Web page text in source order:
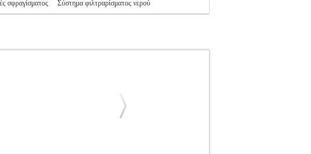
σφραγίσματος Σύστημα φιλτραρίσματος νερού